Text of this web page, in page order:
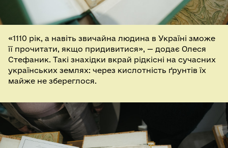
«1110 рік, а навіть звичайна людина в Україні зможе
її прочитати, якщо придивитися», — додає Олеся
Стефаник. Такі знахідки вкрай рідкісні на сучасних
українських землях: через кислотність ґрунтів їх
майже не збереглося.